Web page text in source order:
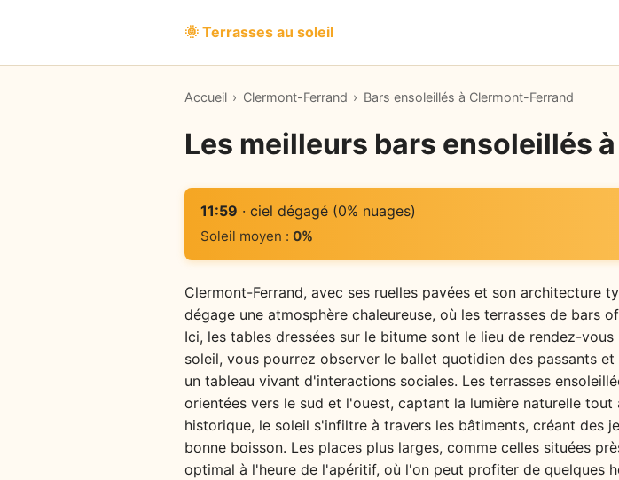
🌞 Terrasses au soleil
Accueil › Clermont-Ferrand › Bars ensoleillés à Clermont-Ferrand
Les meilleurs bars ensoleillés
11:59 · ciel dégagé (0% nuages)
Soleil moyen : 0%
Clermont-Ferrand, avec ses ruelles pavées et son architecture
dégage une atmosphère chaleureuse, où les terrasses de bars
Ici, les tables dressées sur le bitume sont le lieu de rendez-
soleil, vous pourrez observer le ballet quotidien des passants
un tableau vivant d'interactions sociales. Les terrasses
orientées vers le sud et l'ouest, captant la lumière naturelle
historique, le soleil s'infiltre à travers les bâtiments, créant des
bonne boisson. Les places plus larges, comme celles situées
optimal à l'heure de l'apéritif, où l'on peut profiter de quelques